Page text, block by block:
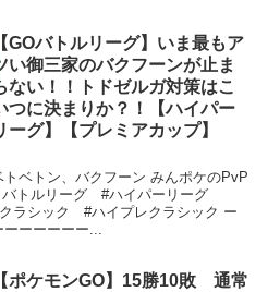
【GOバトルリーグ】いま最もア
い御三家のバクフーンが止ま
ない！！トドゼルガ対策はこ
つに決まりか？！【ハイパー
ーグ】【プレミアカップ】
ベトン、バクフーン みんポケのPvP
トルリーグ #ハイパーリーグ
シック #ハイプレクラシック ー
ーーーーー...
【ポケモンGO】15勝10敗 通常